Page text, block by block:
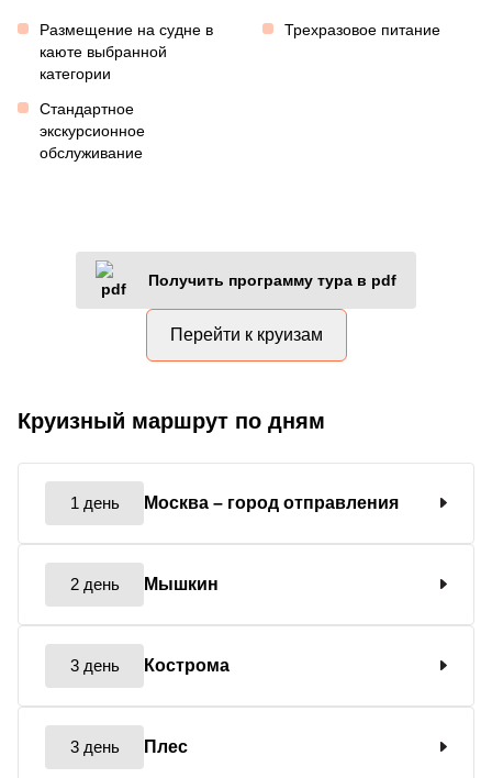
Размещение на судне в
каюте выбранной
категории
Трехразовое питание
Стандартное
экскурсионное
обслуживание
Получить программу тура в pdf
Перейти к круизам
Круизный маршрут по дням
1 день Москва – город отправления
2 день Мышкин
3 день Кострома
3 день Плес